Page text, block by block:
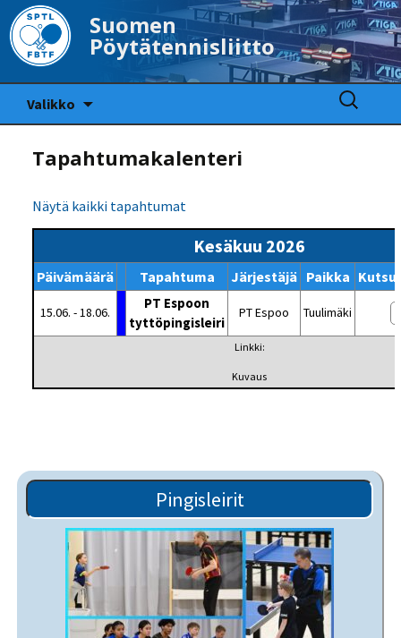
Suomen
Pöytätennisliitto
Valikko
Haku:
Tapahtumakalenteri
Näytä kaikki tapahtumat
Kesäkuu 2026
Päivämäärä Tapahtuma Järjestäjä Paikka Kutsu
15.06. - 18.06.
PT Espoon
tyttöpingisleiri
PT Espoo Tuulimäki
Linkki:
Kuvaus
Pingisleirit